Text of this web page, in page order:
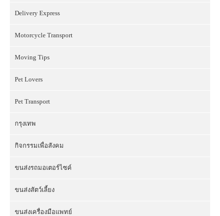
Delivery Express
Motorcycle Transport
Moving Tips
Pet Lovers
Pet Transport
กรุงเทพ
กิจกรรมเพื่อสังคม
ขนส่งรถมอเตอร์ไซค์
ขนส่งสัตว์เลี้ยง
ขนส่งเครื่องมือแพทย์